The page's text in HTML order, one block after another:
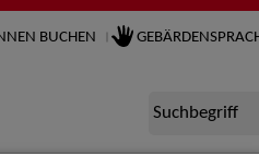
BUCHEN
Suchbegriff